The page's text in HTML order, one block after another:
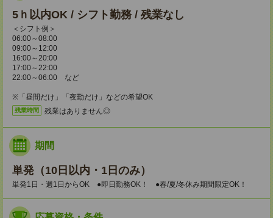
5ｈ以内OK / シフト勤務 / 残業なし
＜シフト例＞
06:00～08:00
09:00～12:00
16:00～20:00
17:00～22:00
22:00～06:00 など
※「昼間だけ」「夜勤だけ」などの希望OK
残業時間 残業はありません◎
期間
単発（10日以内・1日のみ）
単発1日・週1日からOK ●即日勤務OK！ ●春/夏/冬休み期間限定OK！